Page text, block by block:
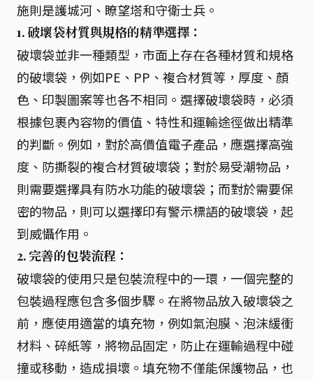
施則是護城河、瞭望塔和守衛士兵。
1. 破壞袋材質與規格的精準選擇：
破壞袋並非一種類型，市面上存在各種材質和規格
的破壞袋，例如PE、PP、複合材質等，厚度、顏
色、印製圖案等也各不相同。選擇破壞袋時，必須
根據包裹內容物的價值、特性和運輸途徑做出精準
的判斷。例如，對於高價值電子產品，應選擇高強
度、防撕裂的複合材質破壞袋；對於易受潮物品，
則需要選擇具有防水功能的破壞袋；而對於需要保
密的物品，則可以選擇印有警示標語的破壞袋，起
到威懾作用。
2. 完善的包裝流程：
破壞袋的使用只是包裝流程中的一環，一個完整的
包裝過程應包含多個步驟。在將物品放入破壞袋之
前，應使用適當的填充物，例如氣泡膜、泡沫緩衝
材料、碎紙等，將物品固定，防止在運輸過程中碰
撞或移動，造成損壞。填充物不僅能保護物品，也